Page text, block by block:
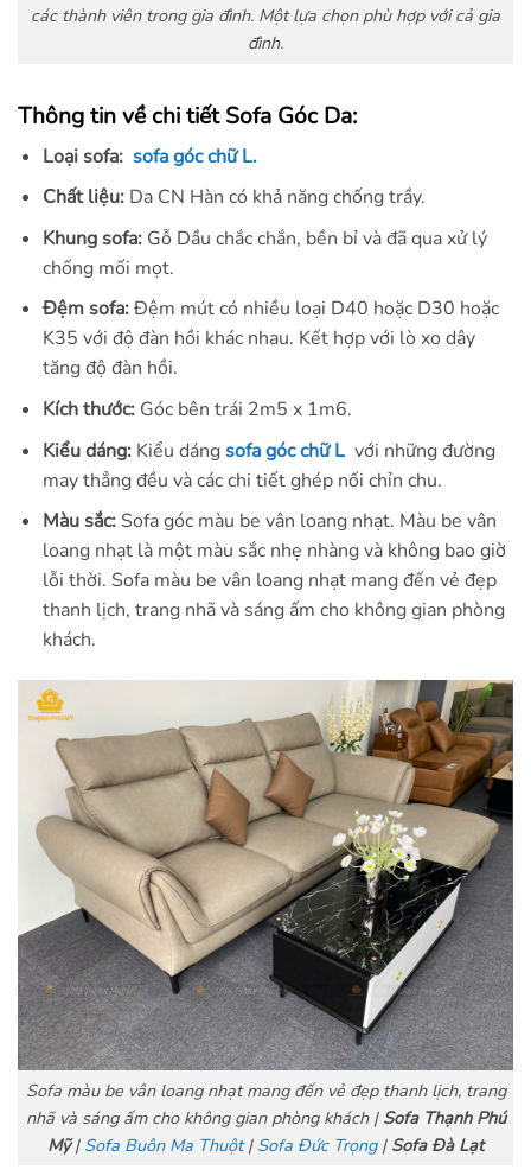
các thành viên trong gia đình. Một lựa chọn phù hợp với cả gia
đình.
Thông tin về chi tiết Sofa Góc Da:
Loại sofa: sofa góc chữ L.
Chất liệu:Da CN Hàn có khả năng chống trầy.
Khung sofa:Gỗ Dầu chắc chắn, bền bỉ và đã qua xử lý
chống mối mọt.
Đệm sofa:Đệm mút có nhiều loại D40 hoặc D30 hoặc
K35 với độ đàn hồi khác nhau. Kết hợp với lò xo dây
tăng độ đàn hồi.
Kích thước:Góc bên trái 2m5 x 1m6.
Kiểu dáng:Kiểu dángsofa góc chữ L với những đường
may thẳng đều và các chi tiết ghép nối chỉn chu.
Màu sắc:Sofa góc màu be vân loang nhạt. Màu be vân
loang nhạt là một màu sắc nhẹ nhàng và không bao giờ
lỗi thời. Sofa màu be vân loang nhạt mang đến vẻ đẹp
thanh lịch, trang nhã và sáng ấm cho không gian phòng
khách.
Sofa màu be vân loang nhạt mang đến vẻ đẹp thanh lịch, trang
nhã và sáng ấm cho không gian phòng khách | Sofa Thạnh Phú
Mỹ| Sofa Buôn Ma Thuột| Sofa Đức Trọng| Sofa Đà Lạt